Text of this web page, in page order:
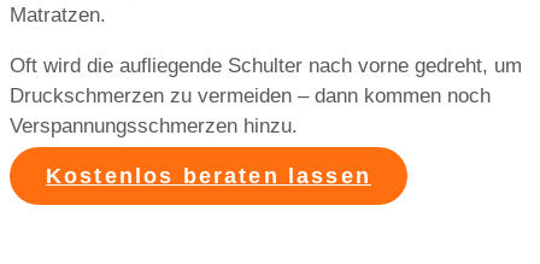
Matratzen.
Oft wird die aufliegende Schulter nach vorne gedreht, um
Druckschmerzen zu vermeiden – dann kommen noch
Verspannungsschmerzen hinzu.
Kostenlos beraten lassen